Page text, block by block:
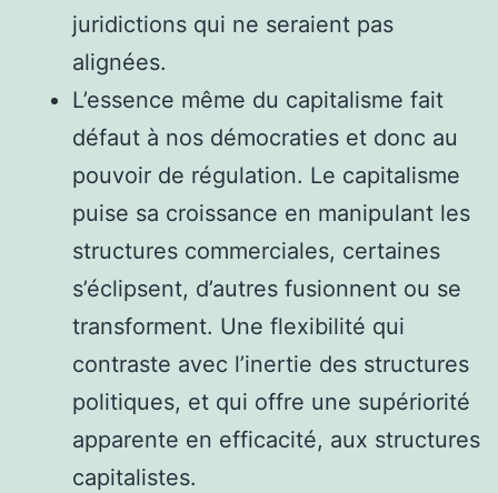
juridictions qui ne seraient pas
alignées.
L’essence même du capitalisme fait
défaut à nos démocraties et donc au
pouvoir de régulation. Le capitalisme
puise sa croissance en manipulant les
structures commerciales, certaines
s’éclipsent, d’autres fusionnent ou se
transforment. Une flexibilité qui
contraste avec l’inertie des structures
politiques, et qui offre une supériorité
apparente en efficacité, aux structures
capitalistes.